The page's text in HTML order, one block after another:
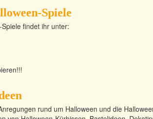
Spiele
findet ihr unter:
rund um Halloween und die